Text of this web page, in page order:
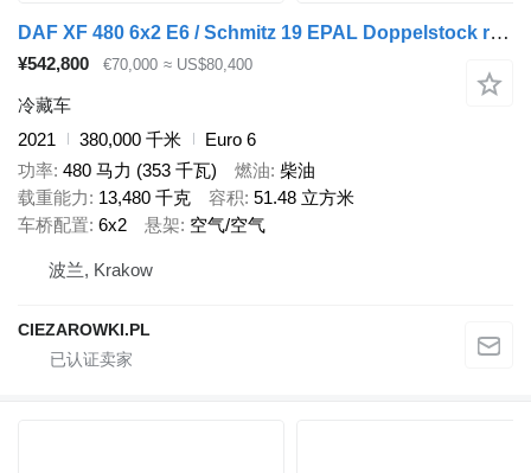
DAF XF 480 6x2 E6 / Schmitz 19 EPAL Doppelstock refrigerator / Carri
¥542,800 €70,000 ≈ US$80,400
冷藏车
2021
380,000 千米
Euro 6
功率 480 马力 (353 千瓦) 燃油 柴油
载重能力
13,480 千克 容积 51.48 立方米
车桥配置 6x2 悬架 空气/空气
波兰, Krakow
CIEZAROWKI.PL